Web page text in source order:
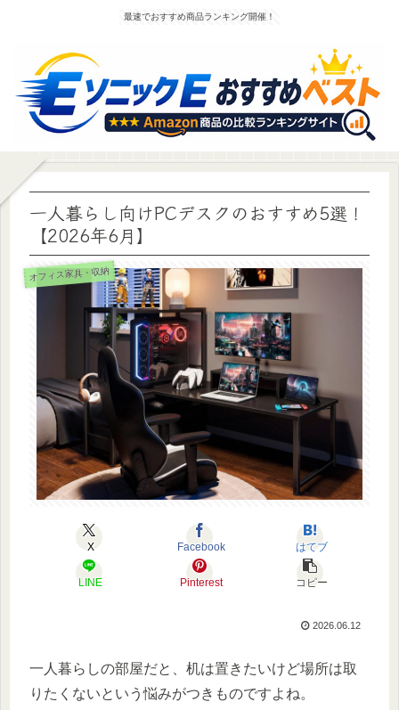
最速でおすすめ商品ランキング開催！
一人暮らし向けPCデスクのおすすめ5選！
【2026年6月】
オフィス家具・収納
X Facebook はてブ
LINE Pinterest コピー
2026.06.12
一人暮らしの部屋だと、机は置きたいけど場所は取
りたくないという悩みがつきものですよね。